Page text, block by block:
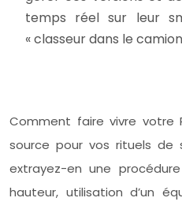
temps réel sur leur
« classeur dans le
Comment faire vivre votre
source pour vos rituels de
extrayez-en une
hauteur, utilisation d’un